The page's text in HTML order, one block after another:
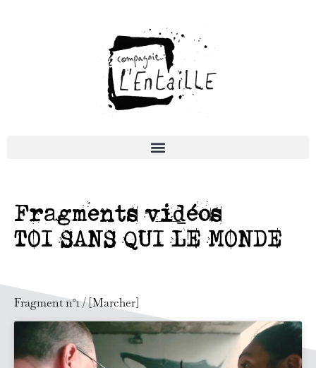
Fragments vidéos
TOI SANS QUI LE MONDE
Fragment n°1 / [Marcher]